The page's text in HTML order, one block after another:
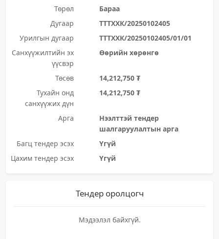
Төрөл
Бараа
Дугаар
ТТТХХК/20250102405
Урилгын дугаар
ТТТХХК/20250102405/01/01
Санхүүжилтийн эх
үүсвэр
Өөрийн хөрөнгө
Төсөв
14,212,750 ₮
Тухайн онд
санхүүжих дүн
14,212,750 ₮
Арга
Нээлттэй тендер
шалгаруулалтын арга
Багц тендер эсэх
Үгүй
Цахим тендер эсэх
Үгүй
Тендер оролцогч
Мэдээлэл байхгүй.